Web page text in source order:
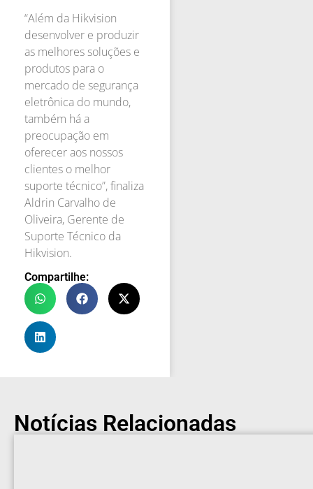
“Além da Hikvision
desenvolver e produzir
as melhores soluções e
produtos para o
mercado de segurança
eletrônica do mundo,
também há a
preocupação em
oferecer aos nossos
clientes o melhor
suporte técnico”, finaliza
Aldrin Carvalho de
Oliveira, Gerente de
Suporte Técnico da
Hikvision.
Compartilhe:
Notícias Relacionadas